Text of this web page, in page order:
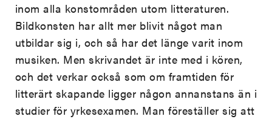
inom alla konstområden utom litteraturen.
Bildkonsten har allt mer blivit något man
utbildar sig i, och så har det länge varit inom
musiken. Men skrivandet är inte med i kören,
och det verkar också som om framtiden för
litterärt skapande ligger någon annanstans än i
studier för yrkesexamen. Man föreställer sig att